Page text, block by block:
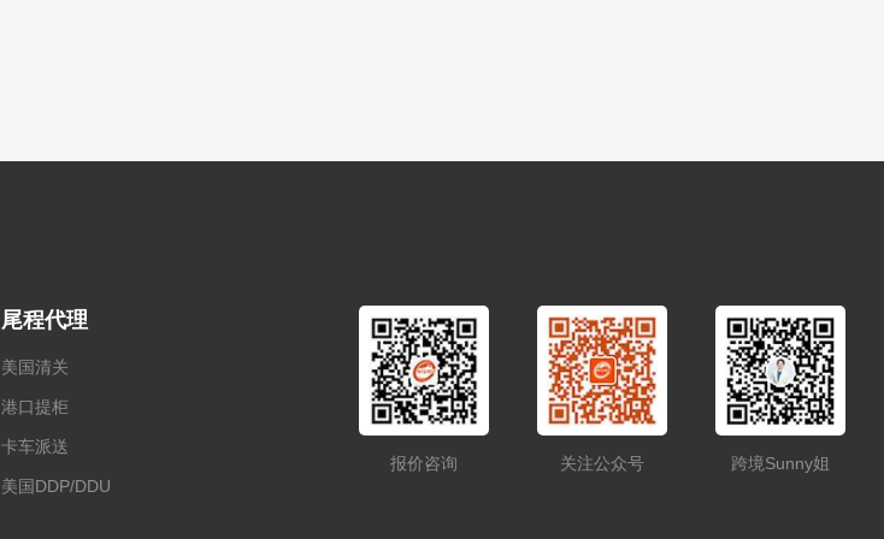
尾程代理
美国清关
港口提柜
卡车派送
美国DDP/DDU
报价咨询 关注公众号 跨境Sunny姐